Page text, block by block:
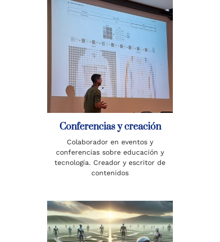
Conferencias y creación
Colaborador en eventos y
conferencias sobre educación y
tecnología. Creador y escritor de
contenidos